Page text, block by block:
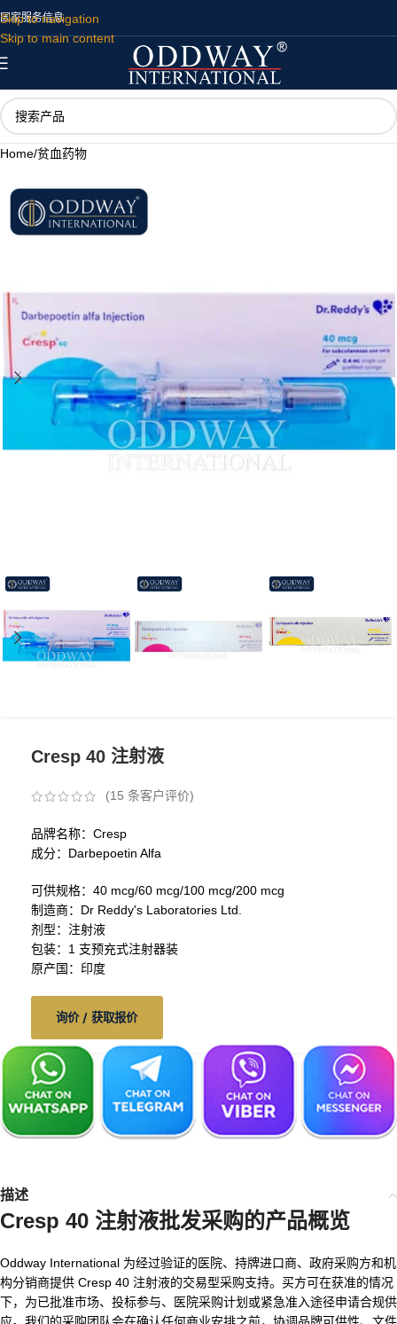
Skip to navigation
Skip to main content
国家服务信息
Home/贫血药物
Cresp 40 注射液
(15 条客户评价)
品牌名称：Cresp
成分：Darbepoetin Alfa
可供规格：40 mcg/60 mcg/100 mcg/200 mcg
制造商：Dr Reddy's Laboratories Ltd.
剂型：注射液
包装：1 支预充式注射器装
原产国：印度
询价 / 获取报价
描述
Cresp 40 注射液批发采购的产品概览
Oddway International 为经过验证的医院、持牌进口商、政府采购方和机
构分销商提供 Cresp 40 注射液的交易型采购支持。买方可在获准的情况
下，为已批准市场、投标参与、医院采购计划或紧急准入途径申请合规供
应。我们的采购团队会在确认任何商业安排之前，协调品牌可供性、文件